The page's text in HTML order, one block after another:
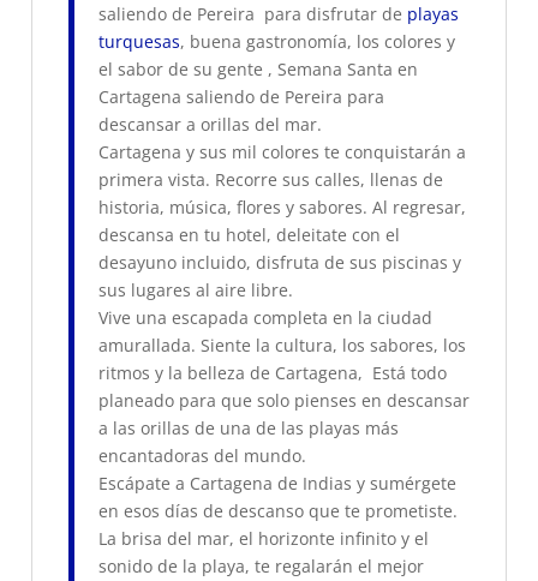
saliendo de Pereira para disfrutar de playas
turquesas, buena gastronomía, los colores y
el sabor de su gente , Semana Santa en
Cartagena saliendo de Pereira para
descansar a orillas del mar.
Cartagena y sus mil colores te conquistarán a
primera vista. Recorre sus calles, llenas de
historia, música, flores y sabores. Al regresar,
descansa en tu hotel, deleitate con el
desayuno incluido, disfruta de sus piscinas y
sus lugares al aire libre.
Vive una escapada completa en la ciudad
amurallada. Siente la cultura, los sabores, los
ritmos y la belleza de Cartagena, Está todo
planeado para que solo pienses en descansar
a las orillas de una de las playas más
encantadoras del mundo.
Escápate a Cartagena de Indias y sumérgete
en esos días de descanso que te prometiste.
La brisa del mar, el horizonte infinito y el
sonido de la playa, te regalarán el mejor